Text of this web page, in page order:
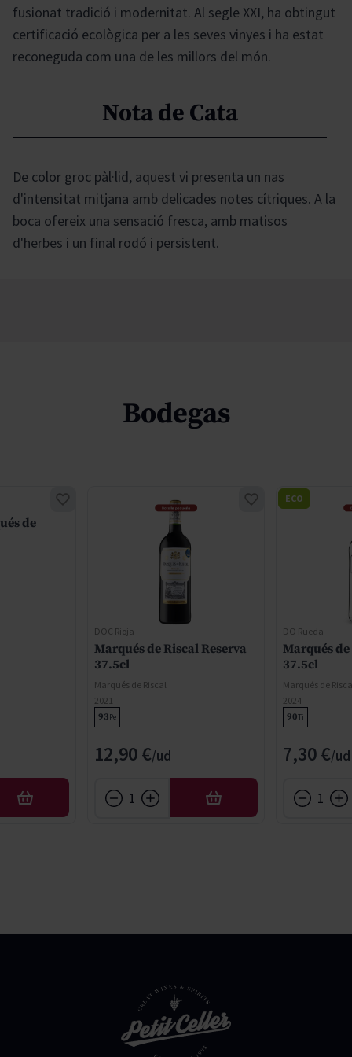
fusionat tradició i modernitat. Al segle XXI, ha obtingut
certificació ecològica per a les seves vinyes i ha estat
reconeguda com una de les millors del món.
Nota de Cata
De color groc pàl·lid, aquest vi presenta un nas
d'intensitat mitjana amb delicades notes cítriques. A la
boca ofereix una sensació fresca, amb matisos
d'herbes i un final rodó i persistent.
Bodegas
de
AFEGIR
DOC Rioja
Marqués de Riscal Reserva
37.5cl
Marqués de Riscal
2021
93Pe
12,90 €
AFEGIR
DO Rueda
Marqués
37.5cl
Marqués de
2024
90Ti
7,30 €
ECO